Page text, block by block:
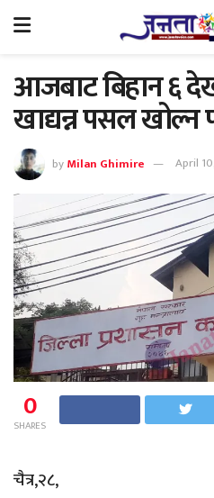
आजबाट बिहान ६
खाद्यन्न पसल खोल्न
byMilan Ghimire April
0
SHARES
चैत्र,२८,